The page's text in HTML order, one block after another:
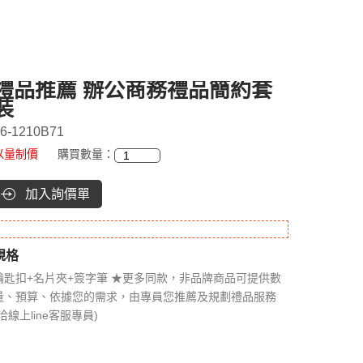
品推薦 辦公商務禮品簡約套
1210B71
量制價 購買數量：
加入詢價單
格
匙扣+名片夾+簽字筆 ★更多同款，非品牌商品可提供數
、預算、依據您的需求，由專員您推薦及規劃禮品服務
線上line客服專員)